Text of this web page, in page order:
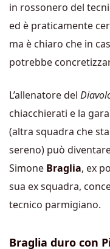
in rossonero del
ed è praticamente
ma è chiaro che in
potrebbe
L’allenatore del
chiacchierati e la
(altra squadra che
sereno) può
Simone Braglia, ex
sua ex squadra,
tecnico parmigiano.
Braglia duro con